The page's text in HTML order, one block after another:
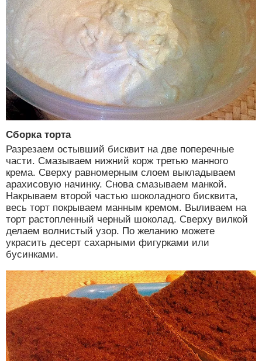
Сборка торта
Разрезаем остывший бисквит на две поперечные
части. Смазываем нижний корж третью манного
крема. Сверху равномерным слоем выкладываем
арахисовую начинку. Снова смазываем манкой.
Накрываем второй частью шоколадного бисквита,
весь торт покрываем манным кремом. Выливаем на
торт растопленный черный шоколад. Сверху вилкой
делаем волнистый узор. По желанию можете
украсить десерт сахарными фигурками или
бусинками.